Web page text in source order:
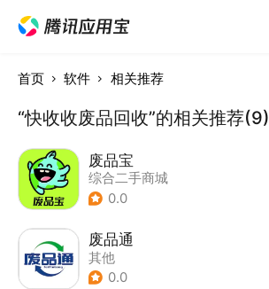
首页 软件 相关推荐
“快收收废品回收”的相关推荐(9)
废品宝
综合二手商城
0.0
废品通
其他
0.0